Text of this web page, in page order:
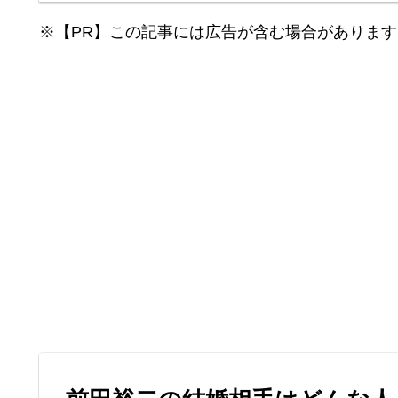
※【PR】この記事には広告が含む場合がありま